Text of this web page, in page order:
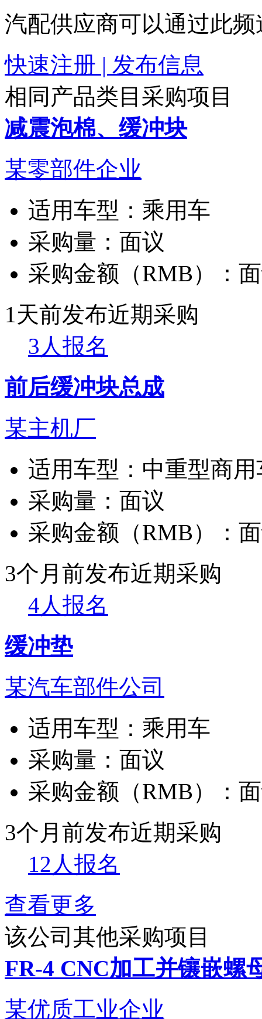
汽配供应商可以通过此
快速注册 | 发布信息
相同产品类目采购项目
减震泡棉、缓冲块
某零部件企业
适用车型： 乘用车
采购量： 面议
采购金额（RMB）：
1天前发布近期采购
3人报名
前后缓冲块总成
某主机厂
适用车型： 中重型商
采购量： 面议
采购金额（RMB）：
3个月前发布近期采购
4人报名
缓冲垫
某汽车部件公司
适用车型： 乘用车
采购量： 面议
采购金额（RMB）：
3个月前发布近期采购
12人报名
查看更多
该公司其他采购项目
FR-4 CNC加工并镶嵌螺
某优质工业企业